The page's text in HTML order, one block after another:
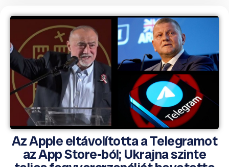
Az Apple eltávolította a Telegramot
az App Store-ból; Ukrajna szinte